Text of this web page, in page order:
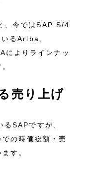
、今ではSAP S/4
るAriba、
よりラインナッ
売り上げ
るSAPですが、
の時価総額・売
す。